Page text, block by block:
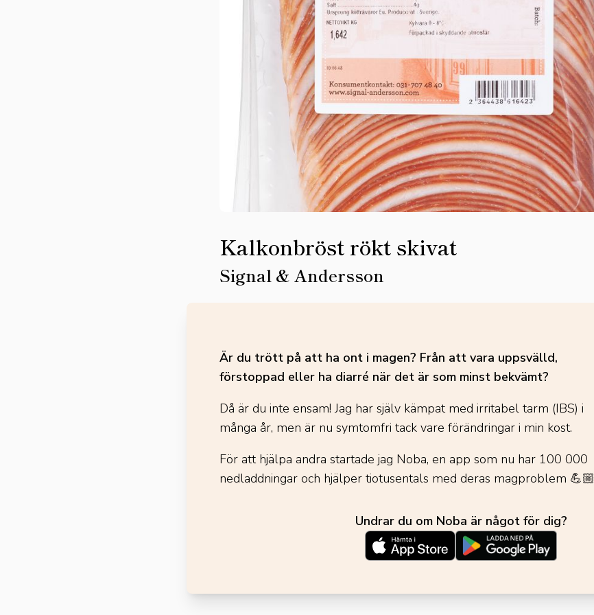
Kalkonbröst rökt skivat
Signal & Andersson
Är du trött på att ha ont i magen? Från att vara uppsvälld,
förstoppad eller ha diarré när det är som minst bekvämt?
Då är du inte ensam! Jag har själv kämpat med irritabel tarm (IBS) i
många år, men är nu symtomfri tack vare förändringar i min kost.
För att hjälpa andra startade jag Noba, en app som nu har 100 000
nedladdningar och hjälper tiotusentals med deras magproblem 💪🏼
Undrar du om Noba är något för dig?